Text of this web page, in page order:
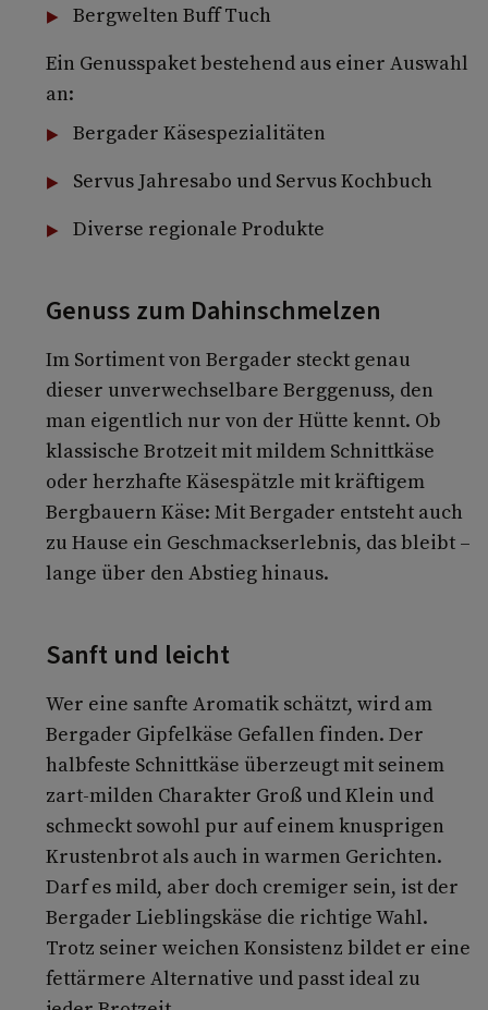
Bergwelten Buff Tuch
Ein Genusspaket bestehend aus einer Auswahl
an:
Bergader Käsespezialitäten
Servus Jahresabo und Servus Kochbuch
Diverse regionale Produkte
Genuss zum Dahinschmelzen
Im Sortiment von Bergader steckt genau
dieser unverwechselbare Berggenuss, den
man eigentlich nur von der Hütte kennt. Ob
klassische Brotzeit mit mildem Schnittkäse
oder herzhafte Käsespätzle mit kräftigem
Bergbauern Käse: Mit Bergader entsteht auch
zu Hause ein Geschmackserlebnis, das bleibt –
lange über den Abstieg hinaus.
Sanft und leicht
Wer eine sanfte Aromatik schätzt, wird am
Bergader Gipfelkäse Gefallen finden. Der
halbfeste Schnittkäse überzeugt mit seinem
zart-milden Charakter Groß und Klein und
schmeckt sowohl pur auf einem knusprigen
Krustenbrot als auch in warmen Gerichten.
Darf es mild, aber doch cremiger sein, ist der
Bergader Lieblingskäse die richtige Wahl.
Trotz seiner weichen Konsistenz bildet er eine
fettärmere Alternative und passt ideal zu